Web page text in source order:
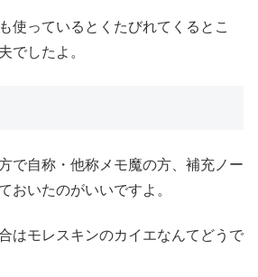
使っているとくたびれてくるとこ
でしたよ。
で自称・他称メモ魔の方、補充ノー
おいたのがいいですよ。
はモレスキンのカイエなんてどうで